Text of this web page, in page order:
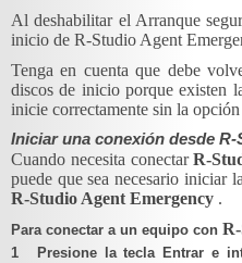
Al deshabilitar el Arranque
inicio de R-Studio Agent
Tenga en cuenta que debe
discos de inicio porque existen
inicie correctamente sin la
Iniciar una conexión desde
Cuando necesita conectarR-
puede que sea necesario iniciar
R-Studio Agent Emergency .
Para conectar a un equipo con
1
Presione la tecla Entrar e